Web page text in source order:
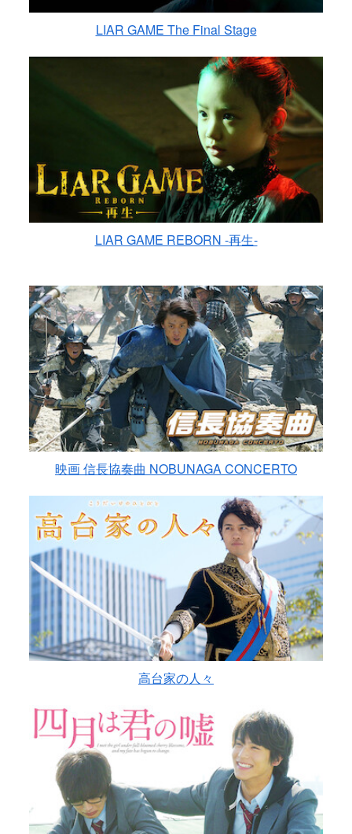
LIAR GAME The Final Stage
LIAR GAME REBORN -再生-
映画 信長協奏曲 NOBUNAGA CONCERTO
高台家の人々